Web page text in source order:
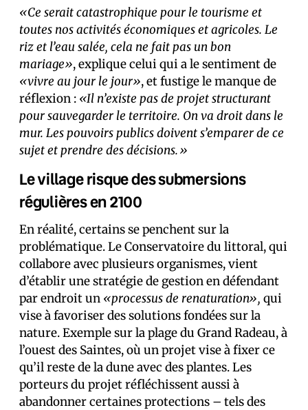
«Ce serait catastrophique pour le tourisme et
toutes nos activités économiques et agricoles. Le
riz et l’eau salée, cela ne fait pas un bon
mariage», explique celui qui a le sentiment de
«vivre au jour le jour», et fustige le manque de
réflexion : «Il n’existe pas de projet structurant
pour sauvegarder le territoire. On va droit dans le
mur. Les pouvoirs publics doivent s’emparer de ce
sujet et prendre des décisions.»
Le village risque des submersions
régulières en 2100
En réalité, certains se penchent sur la
problématique. Le Conservatoire du littoral, qui
collabore avec plusieurs organismes, vient
d’établir une stratégie de gestion en défendant
par endroit un «processus de renaturation», qui
vise à favoriser des solutions fondées sur la
nature. Exemple sur la plage du Grand Radeau, à
l’ouest des Saintes, où un projet vise à fixer ce
qu’il reste de la dune avec des plantes. Les
porteurs du projet réfléchissent aussi à
abandonner certaines protections – tels des